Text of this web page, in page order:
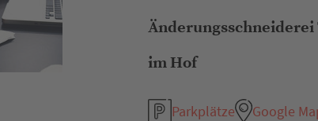
Änderungsschneiderei
im Hof
Parkplätze
Google